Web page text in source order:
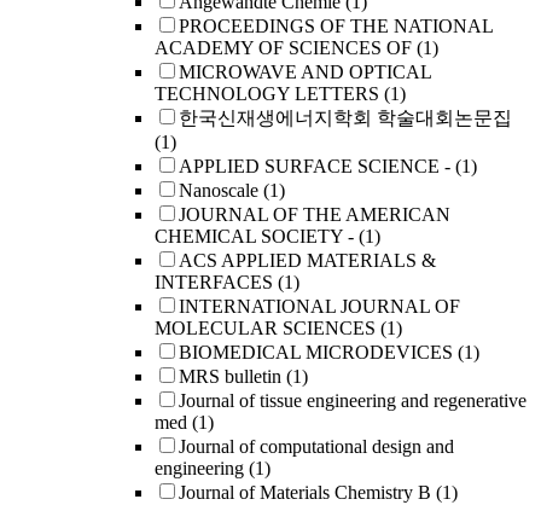
PROCEEDINGS OF THE NATIONAL
ACADEMY OF SCIENCES OF (1)
MICROWAVE AND OPTICAL
TECHNOLOGY LETTERS (1)
한국신재생에너지학회 학술대회논문집
(1)
APPLIED SURFACE SCIENCE - (1)
Nanoscale (1)
JOURNAL OF THE AMERICAN
CHEMICAL SOCIETY - (1)
ACS APPLIED MATERIALS &
INTERFACES (1)
INTERNATIONAL JOURNAL OF
MOLECULAR SCIENCES (1)
BIOMEDICAL MICRODEVICES (1)
MRS bulletin (1)
Journal of tissue engineering and regenerative
med (1)
Journal of computational design and
engineering (1)
Journal of Materials Chemistry B (1)